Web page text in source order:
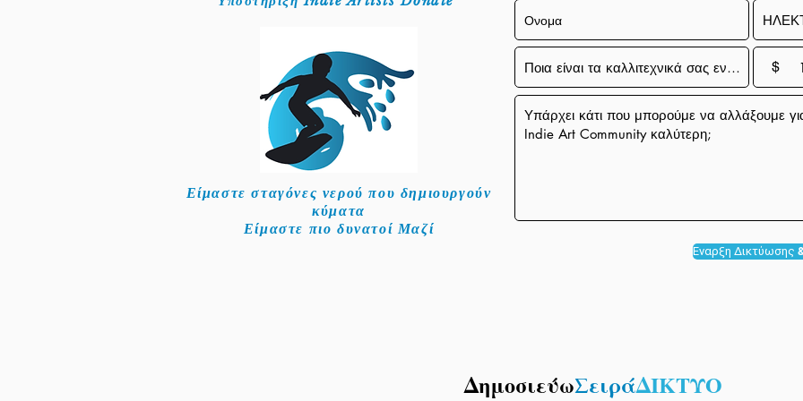
Είμαστε σταγόνες νερού που δημιουργούν
κύματα
Είμαστε πιο δυνατοί Μαζί
$
Έναρξη Δικτύωσης
ΔημοσιεύωΣειράΔΙΚΤΥΟ